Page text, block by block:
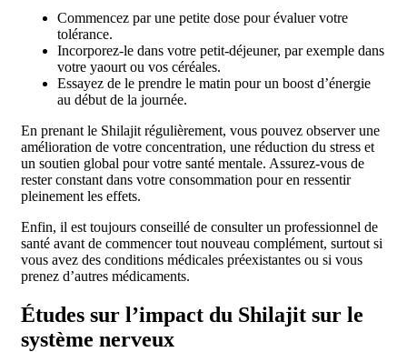
Commencez par une petite dose pour évaluer votre
tolérance.
Incorporez-le dans votre petit-déjeuner, par exemple dans
votre yaourt ou vos céréales.
Essayez de le prendre le matin pour un boost d’énergie
au début de la journée.
En prenant le Shilajit régulièrement, vous pouvez observer une
amélioration de votre concentration, une réduction du stress et
un soutien global pour votre santé mentale. Assurez-vous de
rester constant dans votre consommation pour en ressentir
pleinement les effets.
Enfin, il est toujours conseillé de consulter un professionnel de
santé avant de commencer tout nouveau complément, surtout si
vous avez des conditions médicales préexistantes ou si vous
prenez d’autres médicaments.
Études sur l’impact du Shilajit sur le
système nerveux